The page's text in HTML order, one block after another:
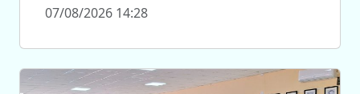
07/08/2026 14:28